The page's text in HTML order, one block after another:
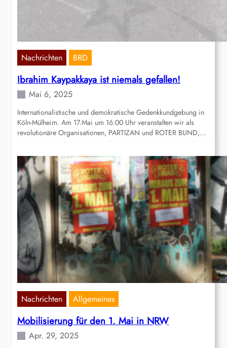
Nachrichten BRD
Ibrahim Kaypakkaya ist niemals gefallen!
Mai 6, 2025
Internationalistische und demokratische Gedenkkundgebung in
Köln-Mülheim. Am 17.Mai um 16:00 Uhr veranstalten wir als
revolutionäre Organisationen, PARTIZAN und ROTER BUND,…
Nachrichten Allgemeines
Mobilisierung für den 1. Mai in NRW
Apr. 29, 2025